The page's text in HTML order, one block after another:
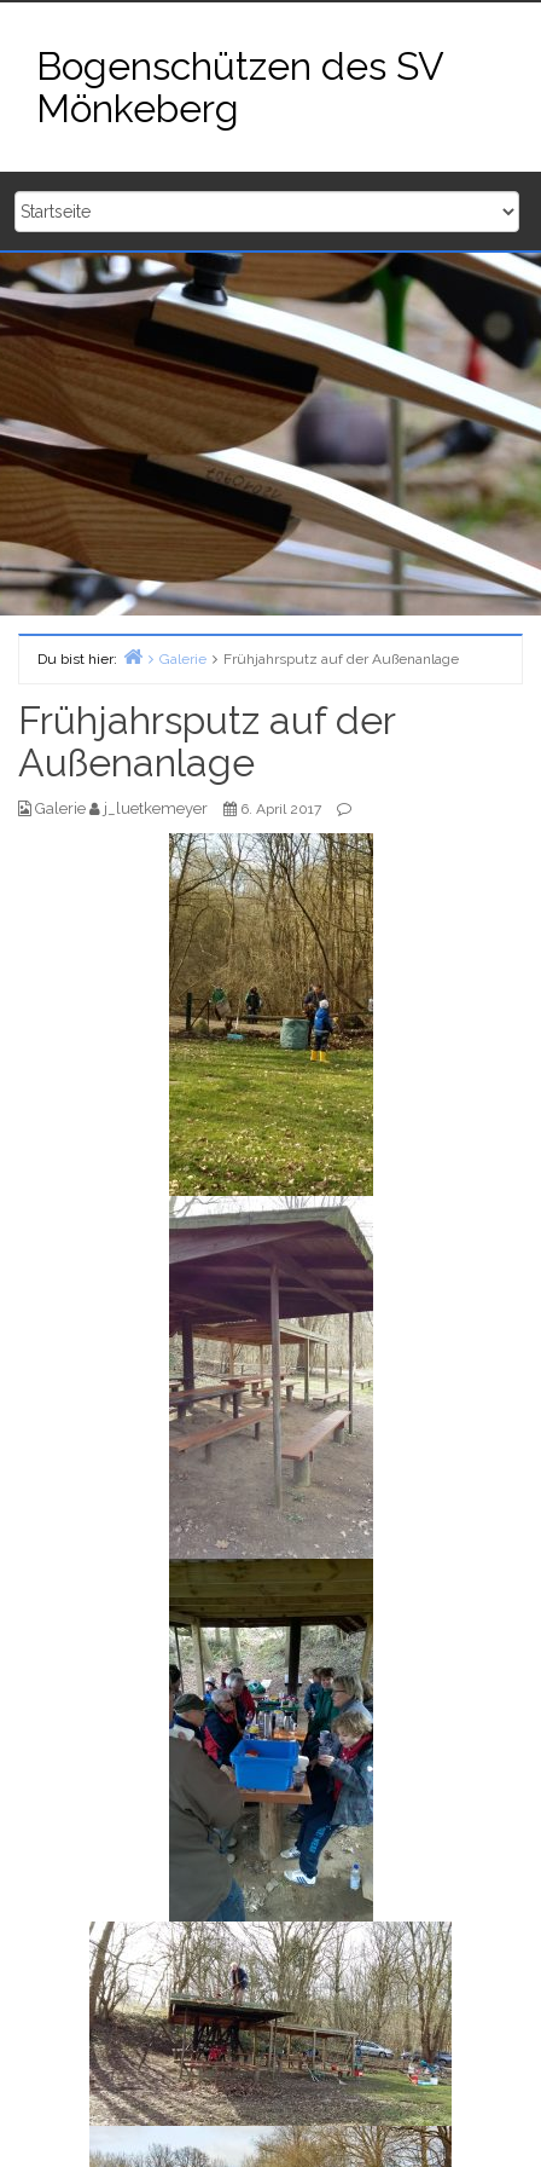
springenBogenschützen des SV
Mönkeberg
Du bist hier:
Galerie Frühjahrsputz auf der Außenanlage
Frühjahrsputz auf der
Außenanlage
Galerie j_luetkemeyer 6. April 2017